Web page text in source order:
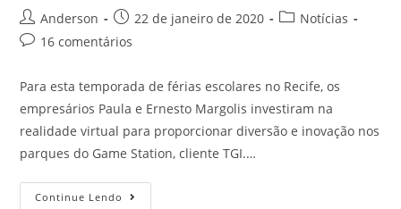
Anderson 22 de janeiro de 2020
Notícias
16 comentários
Para esta temporada de férias escolares no Recife, os
empresários Paula e Ernesto Margolis investiram na
realidade virtual para proporcionar diversão e inovação nos
parques do Game Station, cliente TGI.…
Continue Lendo